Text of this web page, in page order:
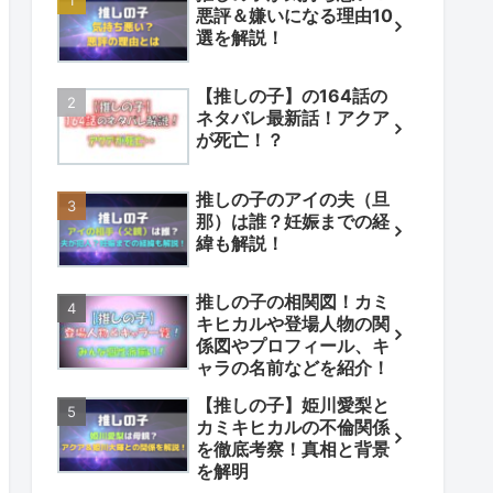
悪評＆嫌いになる理由10
選を解説！
【推しの子】の164話の
ネタバレ最新話！アクア
が死亡！？
推しの子のアイの夫（旦
那）は誰？妊娠までの経
緯も解説！
推しの子の相関図！カミ
キヒカルや登場人物の関
係図やプロフィール、キ
ャラの名前などを紹介！
【推しの子】姫川愛梨と
カミキヒカルの不倫関係
を徹底考察！真相と背景
を解明